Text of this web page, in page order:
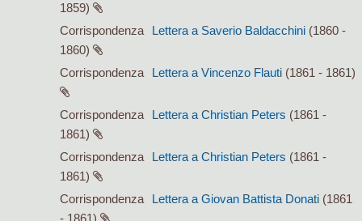
1859)
Corrispondenza
Lettera a Saverio Baldacchini (1860 -
1860)
Corrispondenza
Lettera a Vincenzo Flauti (1861 - 1861)
Corrispondenza Lettera a Christian Peters (1861 -
1861)
Corrispondenza
Lettera a Christian Peters (1861 -
1861)
Corrispondenza
Lettera a Giovan Battista Donati (1861
- 1861)